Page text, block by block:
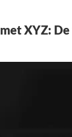
XYZ: